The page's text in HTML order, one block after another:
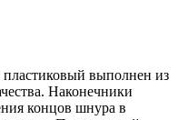
выполнен из
Наконечники
концов шнура в